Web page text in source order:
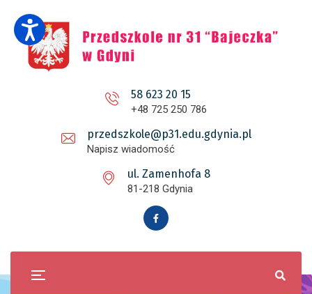
58 623 20 15
+48 725 250 786
przedszkole@p31.edu.gdynia.pl
Napisz wiadomość
ul. Zamenhofa 8
81-218 Gdynia